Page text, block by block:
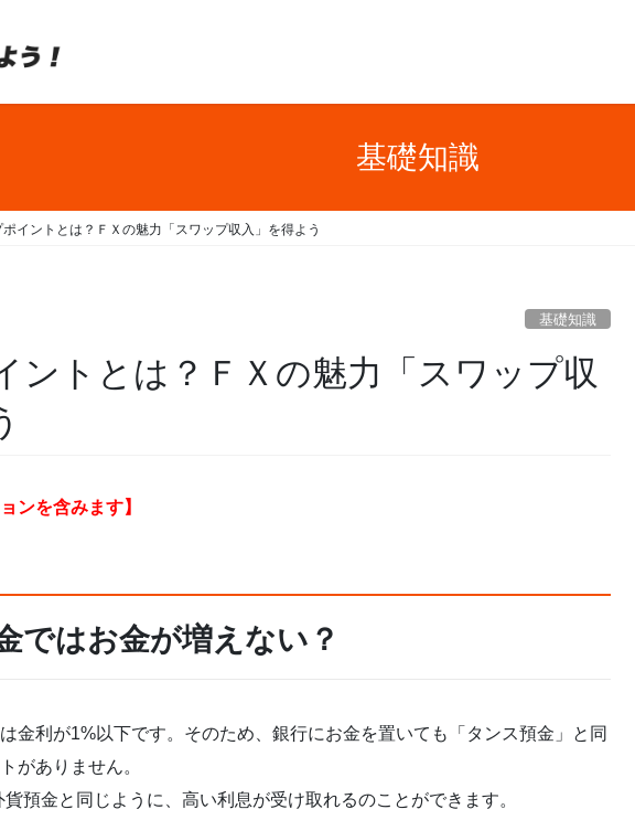
基礎知識
ポイントとは？ＦＸの魅力「スワップ収入」を得よう
基礎知識
ントとは？ＦＸの魅力「スワップ収
ンを含みます】
ではお金が増えない？
金利が1%以下です。そのため、銀行にお金を置いても「タンス預金」と同
がありません。
預金と同じように、高い利息が受け取れるのことができます。